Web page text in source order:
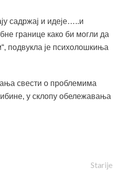
садржај и идеје…..и
границе како би могли да
подвукла је психолошкиња
свести о проблемима
у склопу обележавања
Starije